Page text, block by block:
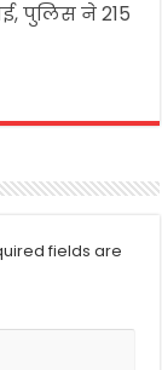
पुलिस ने 215
fields are